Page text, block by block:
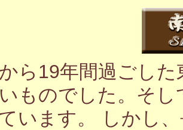
ら19年間過ごし
ものでした。そ
います。 しかし